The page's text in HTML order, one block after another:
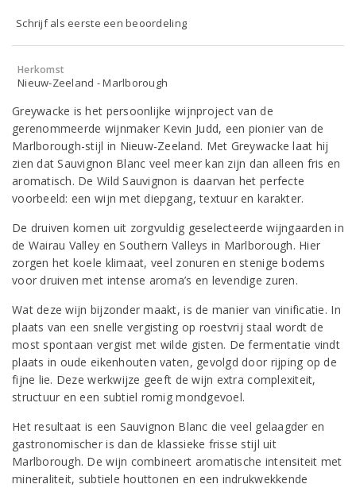
Schrijf als eerste een beoordeling
Herkomst
Nieuw-Zeeland - Marlborough
Greywacke is het persoonlijke wijnproject van de
gerenommeerde wijnmaker Kevin Judd, een pionier van de
Marlborough-stijl in Nieuw-Zeeland. Met Greywacke laat hij
zien dat Sauvignon Blanc veel meer kan zijn dan alleen fris en
aromatisch. De Wild Sauvignon is daarvan het perfecte
voorbeeld: een wijn met diepgang, textuur en karakter.
De druiven komen uit zorgvuldig geselecteerde wijngaarden in
de Wairau Valley en Southern Valleys in Marlborough. Hier
zorgen het koele klimaat, veel zonuren en stenige bodems
voor druiven met intense aroma’s en levendige zuren.
Wat deze wijn bijzonder maakt, is de manier van vinificatie. In
plaats van een snelle vergisting op roestvrij staal wordt de
most spontaan vergist met wilde gisten. De fermentatie vindt
plaats in oude eikenhouten vaten, gevolgd door rijping op de
fijne lie. Deze werkwijze geeft de wijn extra complexiteit,
structuur en een subtiel romig mondgevoel.
Het resultaat is een Sauvignon Blanc die veel gelaagder en
gastronomischer is dan de klassieke frisse stijl uit
Marlborough. De wijn combineert aromatische intensiteit met
mineraliteit, subtiele houttonen en een indrukwekkende